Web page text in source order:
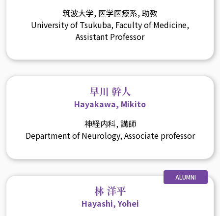
筑波大学, 医学医療系, 助教
University of Tsukuba, Faculty of Medicine,
Assistant Professor
早川 幹人
Hayakawa, Mikito
神経内科, 講師
Department of Neurology, Associate professor
ALUMNI
林 洋平
Hayashi, Yohei